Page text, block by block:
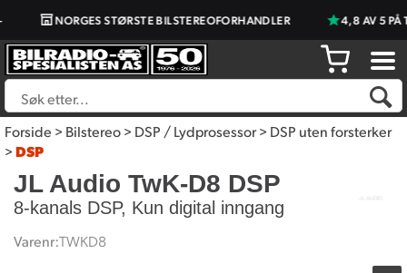
NORGES STØRSTE BILSTEREOFORHANDLER 4,8 AV 5 PÅ
Forside>Bilstereo>DSP / Lydprosessor>DSP uten forsterker
>DSP
JL Audio TwK-D8 DSP
8-kanals DSP, Kun digital inngang
Varenr:TWKD8